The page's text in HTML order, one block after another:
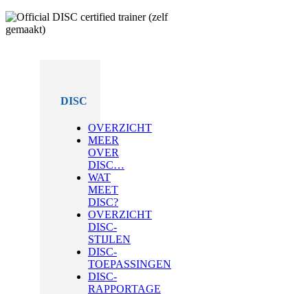
DISC
OVERZICHT
MEER
OVER
DISC…
WAT
MEET
DISC?
OVERZICHT
DISC-
STIJLEN
DISC-
TOEPASSINGEN
DISC-
RAPPORTAGE